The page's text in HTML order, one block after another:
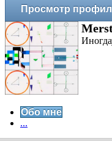
Просмотр
Обо мне
...